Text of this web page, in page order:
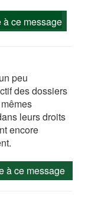
à ce message
peu
des dossiers
leurs droits
encore
à ce message